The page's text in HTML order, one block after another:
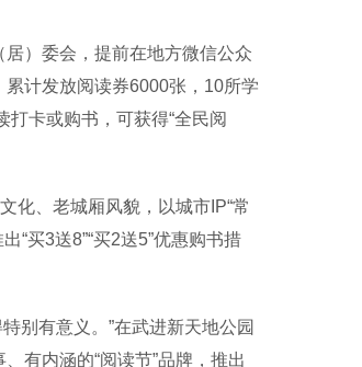
）委会，提前在地方微信公众
计发放阅读券6000张，10所学
卡或购书，可获得“全民阅
、老城厢风貌，以城市IP“常
“买3送8”“买2送5”优惠购书措
别有意义。”在武进新天地公园
有内涵的“阅读节”品牌，推出